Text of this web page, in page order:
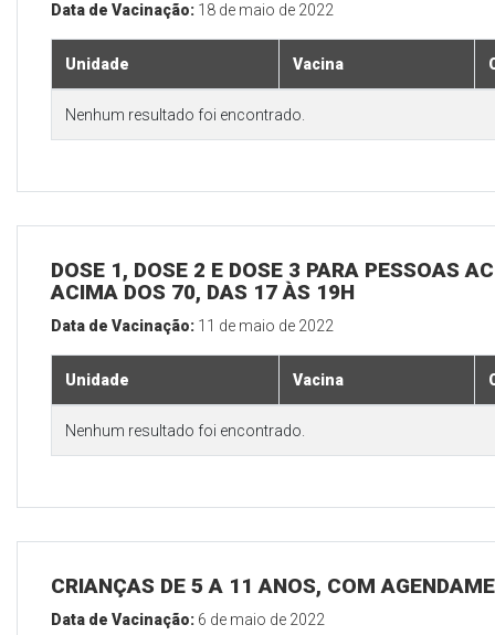
Data de Vacinação: 18 de maio de 2022
Unidade Vacina
Nenhum resultado foi encontrado.
DOSE 1, DOSE 2 E DOSE 3 PARA PESSOAS
ACIMA DOS 70, DAS 17 ÀS 19H
Data de Vacinação: 11 de maio de 2022
Unidade Vacina
Nenhum resultado foi encontrado.
CRIANÇAS DE 5 A 11 ANOS, COM
Data de Vacinação: 6 de maio de 2022